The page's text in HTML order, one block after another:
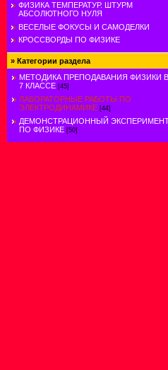
ФИЗИКА ТЕМПЕРАТУР. ШТУРМ
АБСОЛЮТНОГО НУЛЯ
ВЕСЕЛЫЕ ФОКУСЫ И САМОДЕЛКИ
КРОССВОРДЫ ПО ФИЗИКЕ
» Категории раздела
МЕТОДИКА ПРЕПОДАВАНИЯ ФИЗИКИ В
7 КЛАССЕ [45]
ЛАБОРАТОРНЫЕ РАБОТЫ ПО
ЭЛЕКТРОДИНАМИКЕ [44]
ДЕМОНСТРАЦИОННЫЙ
ПО ФИЗИКЕ [50]